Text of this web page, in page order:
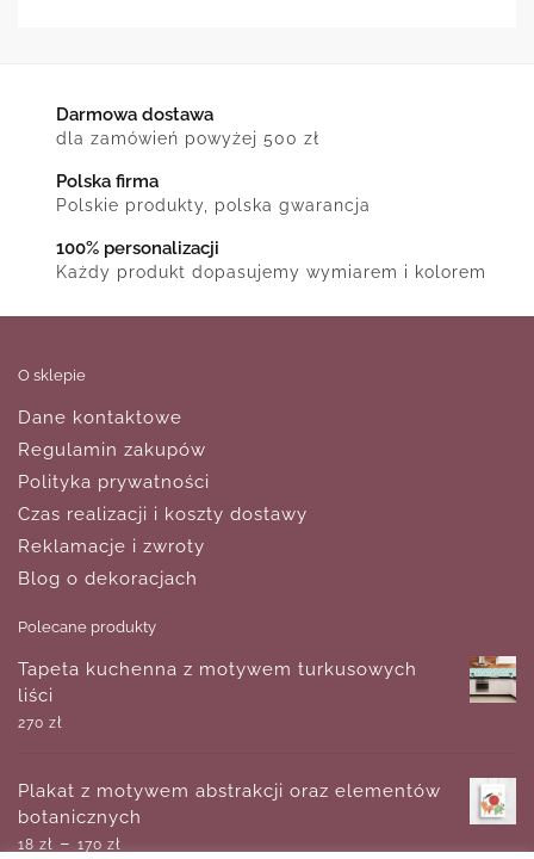
Darmowa dostawa
dla zamówień powyżej 500 zł
Polska firma
Polskie produkty, polska gwarancja
100% personalizacji
Każdy produkt dopasujemy wymiarem i kolorem
O sklepie
Dane kontaktowe
Regulamin zakupów
Polityka prywatności
Czas realizacji i koszty dostawy
Reklamacje i zwroty
Blog o dekoracjach
Polecane produkty
Tapeta kuchenna z motywem turkusowych
liści
270 zł
Plakat z motywem abstrakcji oraz elementów
botanicznych
18 zł – 170 zł